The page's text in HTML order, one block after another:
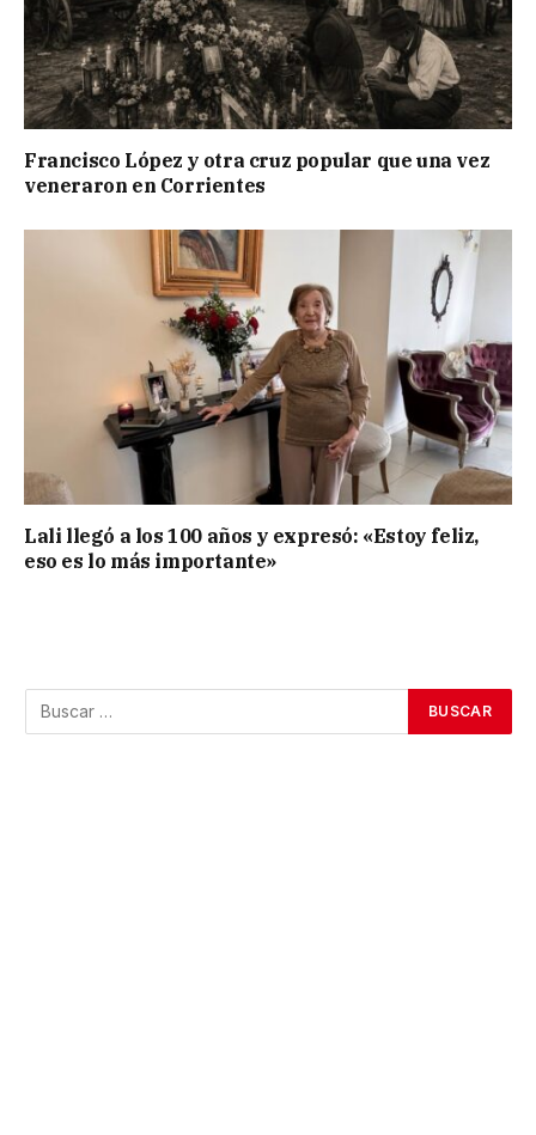
Francisco López y otra cruz popular que una vez
veneraron en Corrientes
Lali llegó a los 100 años y expresó: «Estoy feliz,
eso es lo más importante»